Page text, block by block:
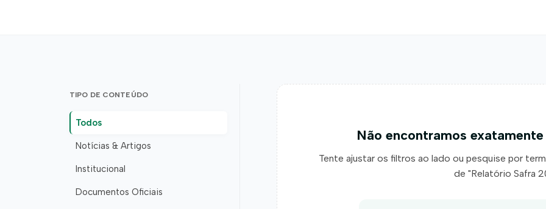
TIPO DE CONTEÚDO
Todos
Notícias & Artigos
Institucional
Documentos Oficiais
Não encontramos
Tente ajustar os filtros ao lado ou pesquise por
de "Relatório Safra